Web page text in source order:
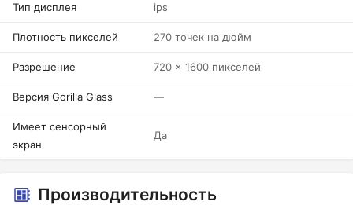
Тип дисплея ips
Плотность пикселей 270 точек на дюйм
Разрешение 720 x 1600 пикселей
Версия Gorilla Glass —
Имеет сенсорный
экран
Да
Производительность